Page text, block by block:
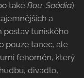
takéBou-Saâdia)
a
postav tuniského
pouze tanec, ale
fenomén, který
divadlo,